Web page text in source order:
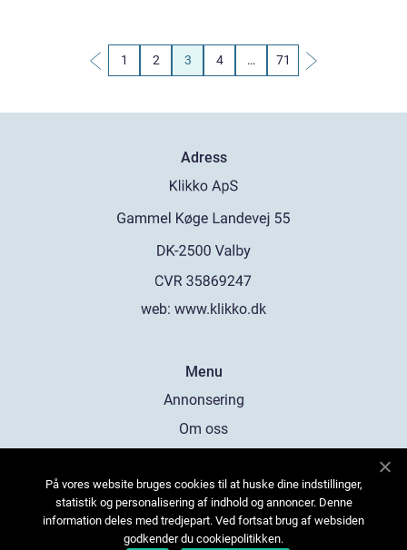
1 2 3 4 … 71
Adress
web: www.klikko.dk
Menu
Annonsering
Om oss
Kontakta oss
Sitemap
På vores website bruges cookies til at huske dine indstillinger,
statistik og personalisering af indhold og annoncer. Denne
information deles med tredjepart. Ved fortsat brug af websiden
godkender du cookiepolitikken.